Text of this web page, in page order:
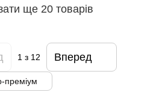
ще 20 товарів
1 з 12 Вперед
преміум